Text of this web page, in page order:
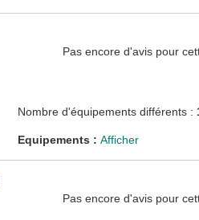
Pas encore d'avis pour
Nombre d'équipements différents :
Equipements : Afficher
Pas encore d'avis pour